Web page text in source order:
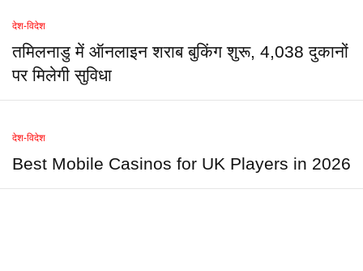
देश-विदेश
तमिलनाडु में ऑनलाइन शराब बुकिंग शुरू, 4,038 दुकानों
पर मिलेगी सुविधा
देश-विदेश
Best Mobile Casinos for UK Players in 2026